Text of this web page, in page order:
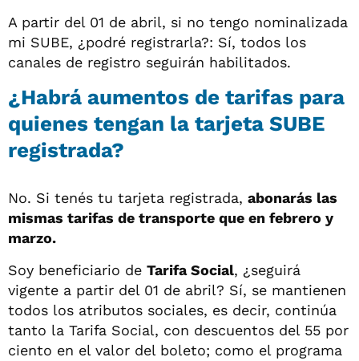
A partir del 01 de abril, si no tengo nominalizada
mi SUBE, ¿podré registrarla?: Sí, todos los
canales de registro seguirán habilitados.
¿Habrá aumentos de tarifas para
quienes tengan la tarjeta SUBE
registrada?
No. Si tenés tu tarjeta registrada, abonarás las
mismas tarifas de transporte que en febrero y
marzo.
Soy beneficiario de Tarifa Social, ¿seguirá
vigente a partir del 01 de abril? Sí, se mantienen
todos los atributos sociales, es decir, continúa
tanto la Tarifa Social, con descuentos del 55 por
ciento en el valor del boleto; como el programa